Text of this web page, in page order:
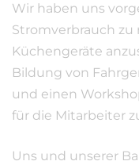
Wir haben uns
Stromverbrauch zu
Küchengeräte
Bildung von
und einen
für die Mitarbeiter
Uns und unserer